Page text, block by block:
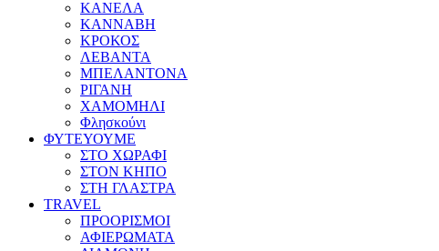
ΚΑΝΕΛΑ
ΚΑΝΝΑΒΗ
ΚΡΟΚΟΣ
ΛΕΒΑΝΤΑ
ΜΠΕΛΑΝΤΟΝΑ
ΡΙΓΑΝΗ
ΧΑΜΟΜΗΛΙ
Φλησκούνι
ΦΥΤΕΥΟΥΜΕ
ΣΤΟ ΧΩΡΑΦΙ
ΣΤΟΝ ΚΗΠΟ
ΣΤΗ ΓΛΑΣΤΡΑ
TRAVEL
ΠΡΟΟΡΙΣΜΟΙ
ΑΦΙΕΡΩΜΑΤΑ